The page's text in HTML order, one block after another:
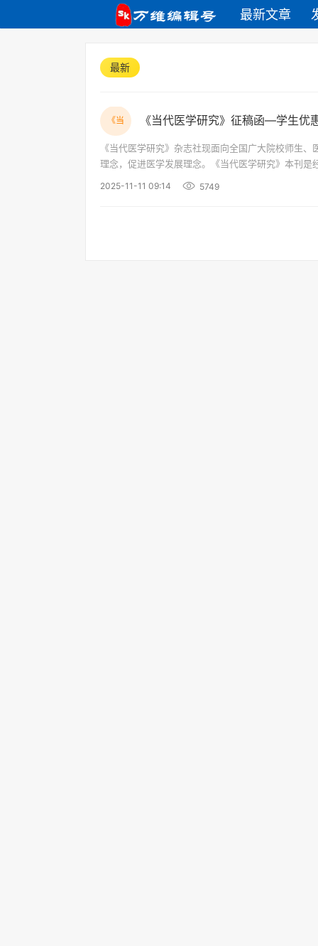
最新文章
最新
《当 《当代医学研究》征稿函—学生优
《当代医学研究》杂志社现面向全国广大院校师生、医学
理念，促进医学发展理念。《当代医学研究》本刊是经过同行评审的 开放获取期刊，以较低的版面费持续
2025-11-11 09:14 5749